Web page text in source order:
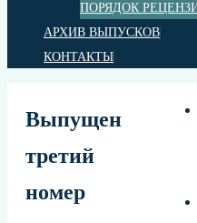
ПОРЯДОК
АРХИВ ВЫПУСКОВ
КОНТАКТЫ
Выпущен
третий
номер